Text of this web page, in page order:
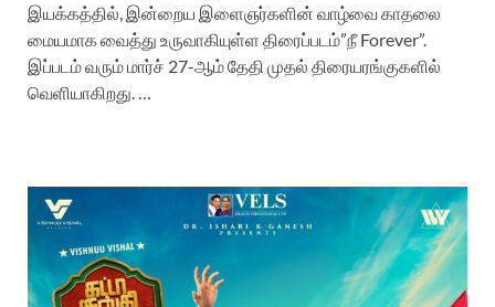
இயக்கத்தில், இன்றைய இளைஞர்களின் வாழ்வை காதலை
மையமாக வைத்து உருவாகியுள்ள திரைப்படம்”நீ Forever”.
இப்படம் வரும் மார்ச் 27-ஆம் தேதி முதல் திரையரங்குகளில்
வெளியாகிறது. …